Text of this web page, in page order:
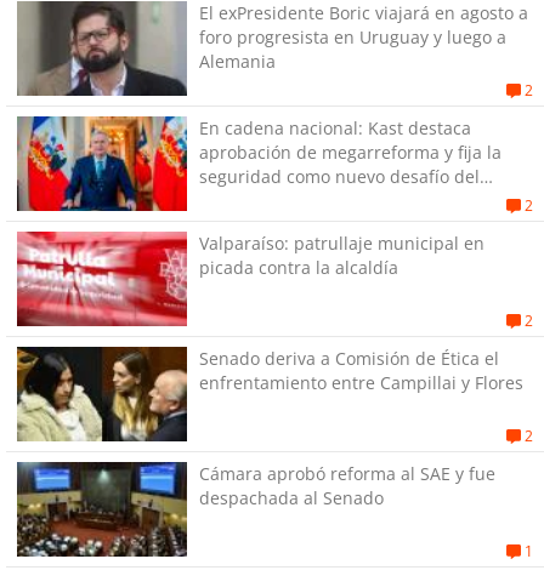
El exPresidente Boric viajará en agosto a
foro progresista en Uruguay y luego a
Alemania
2
En cadena nacional: Kast destaca
aprobación de megarreforma y fija la
seguridad como nuevo desafío del
2
Valparaíso: patrullaje municipal en
picada contra la alcaldía
2
Senado deriva a Comisión de Ética el
enfrentamiento entre Campillai y Flores
2
Cámara aprobó reforma al SAE y fue
despachada al Senado
1